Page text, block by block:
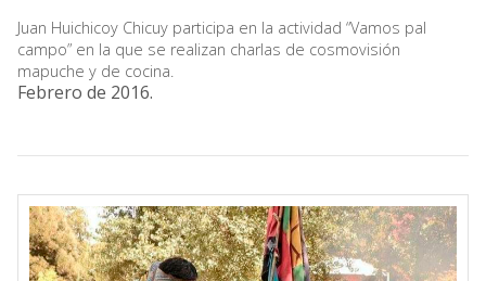
Juan Huichicoy Chicuy participa en la actividad “Vamos pal
campo” en la que se realizan charlas de cosmovisión
mapuche y de cocina.
Febrero de 2016.